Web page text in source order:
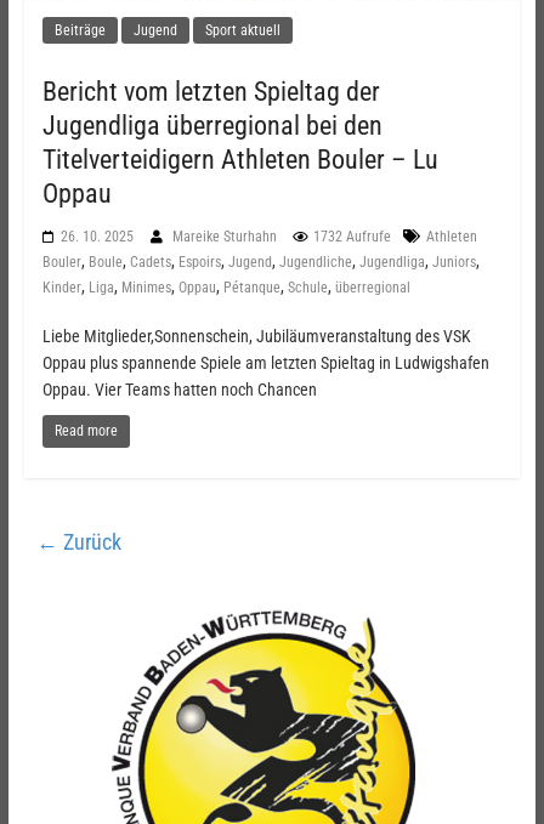
Beiträge Jugend Sport aktuell
Bericht vom letzten Spieltag der
Jugendliga überregional bei den
Titelverteidigern Athleten Bouler – Lu
Oppau
26. 10. 2025 Mareike Sturhahn 1732 Aufrufe
Athleten
Bouler, Boule, Cadets, Espoirs, Jugend, Jugendliche, Jugendliga, Juniors,
Kinder, Liga, Minimes, Oppau, Pétanque, Schule, überregional
Liebe Mitglieder,Sonnenschein, Jubiläumveranstaltung des VSK
Oppau plus spannende Spiele am letzten Spieltag in Ludwigshafen
Oppau. Vier Teams hatten noch Chancen
Read more
← Zurück